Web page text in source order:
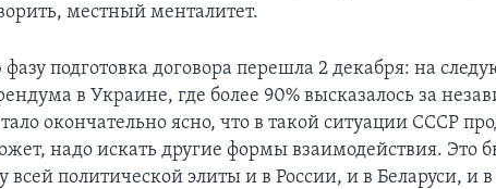
местный менталитет.
подготовка договора перешла 2 декабря: на
в Украине, где более 90% высказалось за
окончательно ясно, что в такой ситуации СССР
надо искать другие формы взаимодействия. Это
политической элиты и в России, и в Беларуси, и